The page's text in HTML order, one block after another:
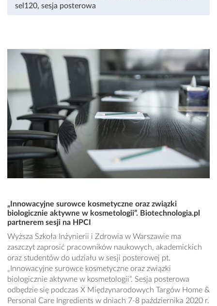
sel120, sesja posterowa
„Innowacyjne surowce kosmetyczne oraz związki
biologicznie aktywne w kosmetologii”. Biotechnologia.pl
partnerem sesji na HPCI
Wyższa Szkoła Inżynierii i Zdrowia w Warszawie ma
zaszczyt zaprosić pracowników naukowych, akademickich
oraz studentów do udziału w sesji posterowej pt.
„Innowacyjne surowce kosmetyczne oraz związki
biologicznie aktywne w kosmetologii”. Sesja posterowa
odbędzie się podczas X Międzynarodowych Targów Home &
Personal Care Ingredients w dniach 7-8 października 2020 r.